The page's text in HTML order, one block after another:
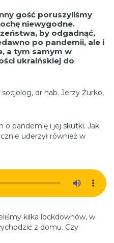
gość poruszyliśmy
niewygodne.
by odgadnąć,
po pandemii, ale i
a tym samym w
ukraińskiej do
dr hab. Jerzy Żurko,
o pandemię i jej skutki. Jak
uderzył również w
kilka lockdownów, w
z domu. Czy